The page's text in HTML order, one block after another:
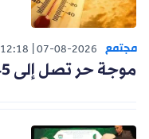
مجتمع 07-08-2026
12:18
موجة حر تصل إلى 45 درجة